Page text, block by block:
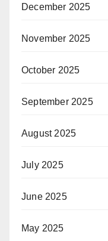
December 2025
November 2025
October 2025
September 2025
August 2025
July 2025
June 2025
May 2025